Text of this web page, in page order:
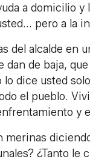
a domicilio
pero a la
del alcalde en
de baja,
dice usted
el pueblo.
y
merinas
¿Tanto le